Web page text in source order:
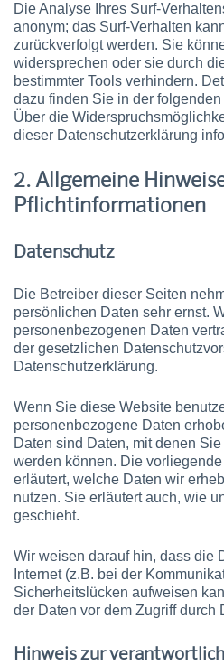
Die Analyse Ihres Surf-
anonym; das Surf-Verhalten
zurückverfolgt werden. Sie
widersprechen oder sie durch
bestimmter Tools verhindern.
dazu finden Sie in der
Über die
dieser Datenschutzerklärung
2. Allgemeine
Pflichtinformationen
Datenschutz
Die Betreiber dieser Seiten
persönlichen Daten sehr ernst.
personenbezogenen Daten
der gesetzlichen
Datenschutzerklärung.
Wenn Sie diese Website
personenbezogene Daten
Daten sind Daten, mit denen
werden können. Die
erläutert, welche Daten wir
nutzen. Sie erläutert auch, wie
geschieht.
Wir weisen darauf hin, dass die
Internet (z.B. bei der
Sicherheitslücken aufweisen
der Daten vor dem Zugriff durch
Hinweis zur